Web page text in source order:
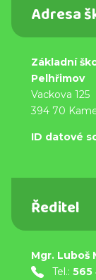
Adresa
Základní
Pelhřimov
Vackova 125
394 70
ID datové
Ředitel
Mgr. Luboš
Tel.: 565